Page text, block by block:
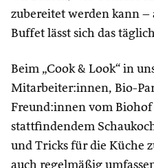
zubereitet werden kann
Buffet lässt sich das
Beim „Cook & Look“ in
Mitarbeiter:innen, Bio-
Freund:innen vom
stattfindendem
und Tricks für die Küche
auch regelmäßig